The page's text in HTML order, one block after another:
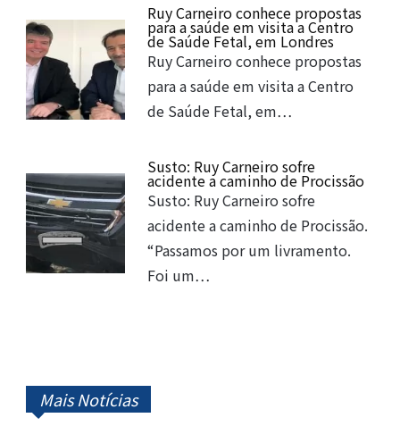
Ruy Carneiro conhece propostas
para a saúde em visita a Centro
de Saúde Fetal, em Londres
Ruy Carneiro conhece propostas
para a saúde em visita a Centro
de Saúde Fetal, em…
Susto: Ruy Carneiro sofre
acidente a caminho de Procissão
Susto: Ruy Carneiro sofre
acidente a caminho de Procissão.
“Passamos por um livramento.
Foi um…
Mais Notícias